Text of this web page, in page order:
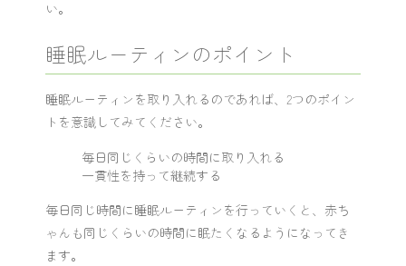
い。
睡眠ルーティンのポイント
睡眠ルーティンを取り入れるのであれば、2つのポイン
トを意識してみてください。
毎日同じくらいの時間に取り入れる
一貫性を持って継続する
毎日同じ時間に睡眠ルーティンを行っていくと、赤ち
ゃんも同じくらいの時間に眠たくなるようになってき
ます。